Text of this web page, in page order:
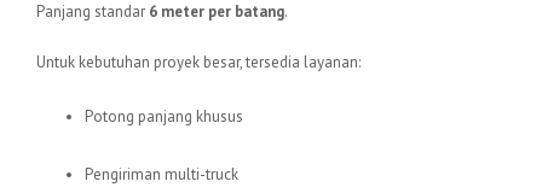
Panjang standar 6 meter per batang.
Untuk kebutuhan proyek besar, tersedia layanan:
Potong panjang khusus
Pengiriman multi-truck